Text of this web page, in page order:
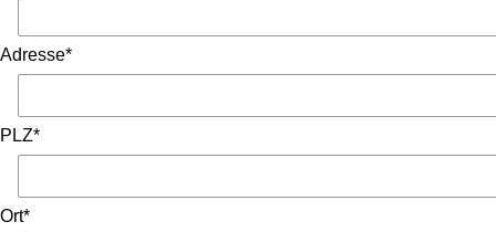
Adresse*
PLZ*
Ort*